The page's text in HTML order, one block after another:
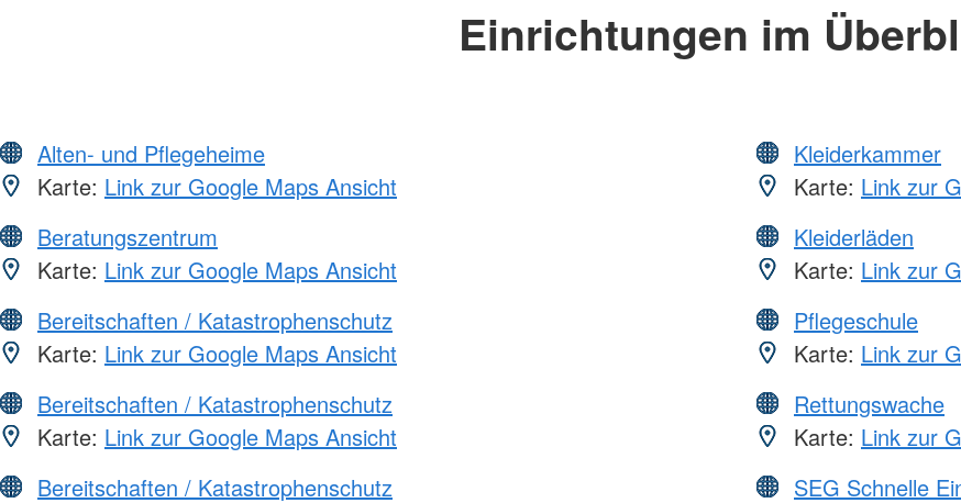
Einrichtungen im
Alten- und Pflegeheime
Karte: Link zur Google Maps Ansicht
Beratungszentrum
Karte: Link zur Google Maps Ansicht
Bereitschaften / Katastrophenschutz
Karte: Link zur Google Maps Ansicht
Bereitschaften / Katastrophenschutz
Karte: Link zur Google Maps Ansicht
Bereitschaften / Katastrophenschutz
Kleiderkammer
Karte: Link zur
Kleiderläden
Karte: Link zur
Pflegeschule
Karte: Link zur
Rettungswache
Karte: Link zur
SEG Schnelle